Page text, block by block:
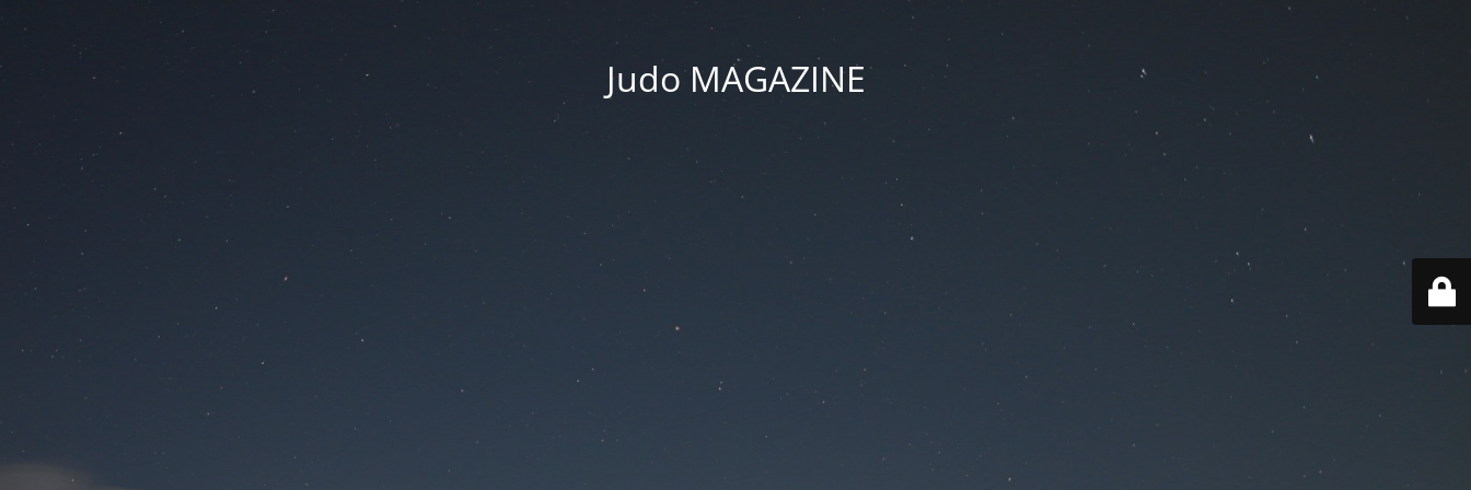
Judo MAGAZINE